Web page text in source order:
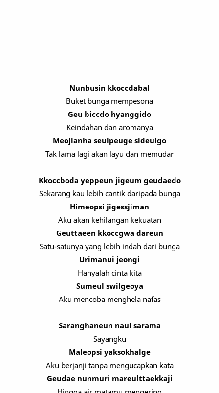
Nunbusin kkoccdabal
Buket bunga mempesona
Geu biccdo hyanggido
Keindahan dan aromanya
Meojianha seulpeuge sideulgo
Tak lama lagi akan layu dan memudar
Kkoccboda yeppeun jigeum geudaedo
Sekarang kau lebih cantik daripada bunga
Himeopsi jigessjiman
Aku akan kehilangan kekuatan
Geuttaeen kkoccgwa dareun
Satu-satunya yang lebih indah dari bunga
Urimanui jeongi
Hanyalah cinta kita
Sumeul swilgeoya
Aku mencoba menghela nafas
Saranghaneun naui sarama
Sayangku
Maleopsi yaksokhalge
Aku berjanji tanpa mengucapkan kata
Geudae nunmuri mareulttaekkaji